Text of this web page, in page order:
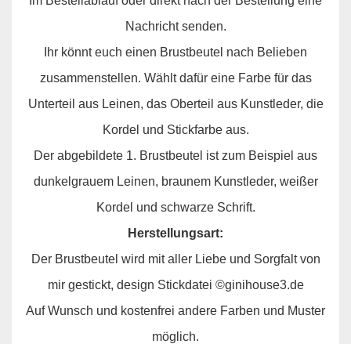
Nachricht senden.
Ihr könnt euch einen Brustbeutel nach Belieben
zusammenstellen. Wählt dafür eine Farbe für das
Unterteil aus Leinen, das Oberteil aus Kunstleder, die
Kordel und Stickfarbe aus.
Der abgebildete 1. Brustbeutel ist zum Beispiel aus
dunkelgrauem Leinen, braunem Kunstleder, weißer
Kordel und schwarze Schrift.
Herstellungsart:
Der Brustbeutel wird mit aller Liebe und Sorgfalt von
mir gestickt, design Stickdatei ©ginihouse3.de
Auf Wunsch und kostenfrei andere Farben und Muster
möglich.